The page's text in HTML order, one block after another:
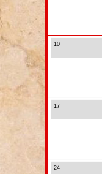
10
17
24